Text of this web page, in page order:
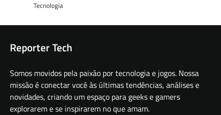
Tecnologia
Reporter Tech
Somos movidos pela paixão por tecnologia e jogos. Nossa
missão é conectar você às últimas tendências, análises e
novidades, criando um espaço para geeks e gamers
explorarem e se inspirarem no que amam.